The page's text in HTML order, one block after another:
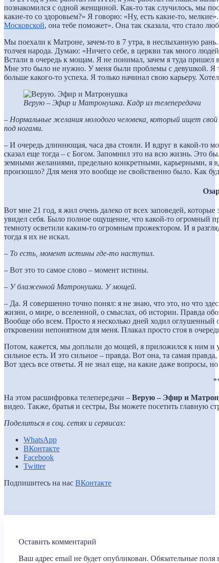
познакомился с одной женщиной. Как-то так случилось, мы
какие-то со здоровьем?» Я говорю: «Ну, есть какие-то,
Московской, она тебе поможет». Она так сказала, что стало
Мы поехали к Матроне, зачем-то в 7 утра, в неслыханную
толчея народа. Думаю: «Ничего себе, в церкви так много
Встали в очередь к мощам. Я не понимал, зачем я туда пришел
Мне это было не нужно. У меня были проблемы с девушкой. Я
больше какого-то успеха. Я только начинал свою карьеру.
Верую – Эфир и Матронушка. Кадр из телепередачи
– Нормальные желания молодого человека, который ищет
под ногами.
– И очередь длиннющая, часа два стояли. И вдруг в какой-
сказал еще тогда – с Богом. Запомнил это на всю жизнь. Это
земными желаниями, предельно конкретными, карьерными, я
произошло? Для меня это вообще не свойственно было. Как
Вот мне 21 год, я жил очень далеко от всех заповедей,
увидел себя. Было полное ощущение, что какой-то огромный
темноту осветили каким-то огромным прожектором. И я
тогда я их не искал.
– То есть, момент истины где-то наступил.
– Вот это то самое слово – момент истины.
– У блаженной Матронушки. У мощей.
– Да. Я совершенно точно понял: я не знаю, что это, но что
жизни, о мире, о вселенной, о смыслах, об истории. Правда
Вообще обо всем. Просто я несколько дней ходил оглушенный
откровении непонятном для меня. Плакал просто стоя в
Потом, кажется, мы доплыли до мощей, я приложился к ним и
сильное есть. И это сильное – правда. Вот она, та самая
Вот здесь все ответы. Я не знал еще, на какие даже вопросы,
На этом расшифровка телепередачи – Верую – Эфир и
видео. Также, братья и сестры, Вы можете посетить главную
Поделиться в соц. сетях и сервисах:
WhatsApp
ВКонтакте
Facebook
Twitter
Подпишитесь на нас ВКонтакте
Оставить комментарий
Ваш адрес email не будет опубликован. Обязательные